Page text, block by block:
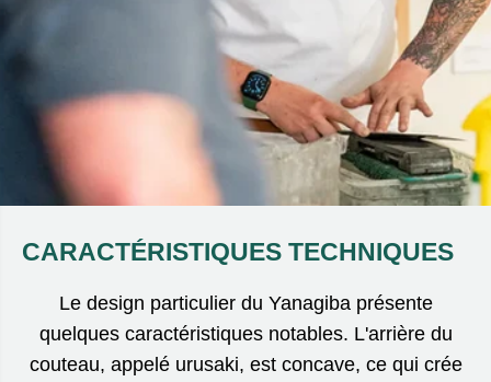
CARACTÉRISTIQUES TECHNIQUES
Le design particulier du Yanagiba présente
quelques caractéristiques notables. L'arrière du
couteau, appelé urusaki, est concave, ce qui crée